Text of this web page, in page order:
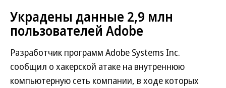
Украдены данные 2,9 млн
пользователей Adobe
Разработчик программ Adobe Systems Inc.
сообщил о хакерской атаке на внутреннюю
компьютерную сеть компании, в ходе которых